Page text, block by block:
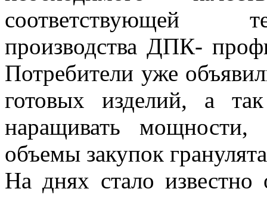
соответствующей
производства ДПК-
Потребители уже
готовых изделий, а
наращивать мощности,
объемы закупок
На днях стало